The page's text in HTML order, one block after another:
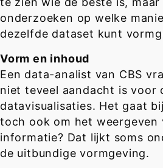
onderzoeken op welke
dezelfde dataset kunt
Vorm en inhoud
Een data-analist van CBS
niet teveel aandacht is voor
datavisualisaties. Het gaat
toch ook om het weergeven
informatie? Dat lijkt soms
de uitbundige vormgeving.